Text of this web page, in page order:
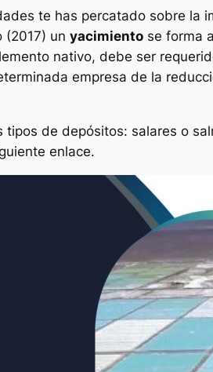
te has percatado sobre
(2017) un yacimiento se forma
nativo, debe ser
empresa de la
de depósitos: salares o
enlace.